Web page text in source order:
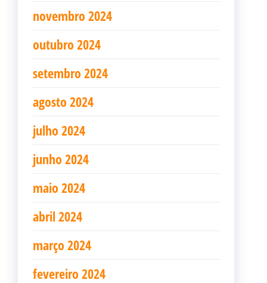
novembro 2024
outubro 2024
setembro 2024
agosto 2024
julho 2024
junho 2024
maio 2024
abril 2024
março 2024
fevereiro 2024